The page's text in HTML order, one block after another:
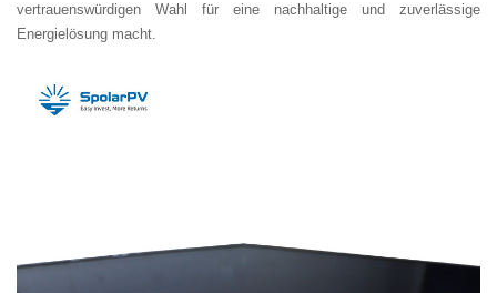
vertrauenswürdigen Wahl für eine nachhaltige und zuverlässige
Energielösung macht.